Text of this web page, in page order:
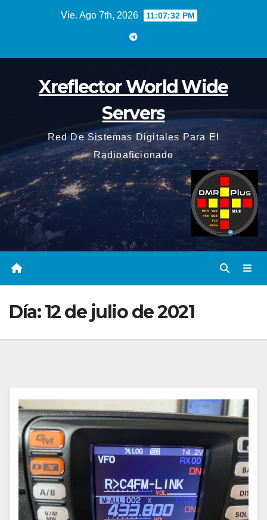
Vie. Ago 7th, 2026 11:07:33 PM
Xreflector World Wide
Servers
Red De Sistemas Digitales Para El
Radioaficionado
Día:12 de julio de 2021